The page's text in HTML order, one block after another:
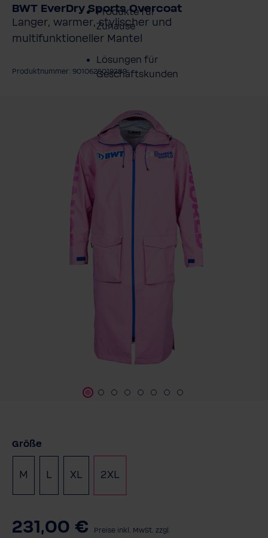
Produkte für
Zuhause
Lösungen für
Geschäftskunden
Kundenservice
Über BWT
BWT EverDry Sports Overcoat
Langer, warmer, stylischer und
multifunktioneller Mantel
Produktnummer: 9010625019289
Größe
M L XL 2XL
231,00 € Preise inkl. MwSt. zzgl.